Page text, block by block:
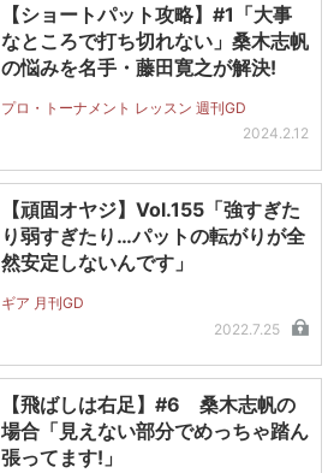
【ショートパット攻略】#1「大事
なところで打ち切れない」桑木志帆
の悩みを名手・藤田寛之が解決!
プロ・トーナメント レッスン 週刊GD
2024.2.12
【頑固オヤジ】Vol.155「強すぎた
り弱すぎたり…パットの転がりが全
然安定しないんです」
ギア 月刊GD
2022.7.25
【飛ばしは右足】#6 桑木志帆の
場合「見えない部分でめっちゃ踏ん
張ってます!」